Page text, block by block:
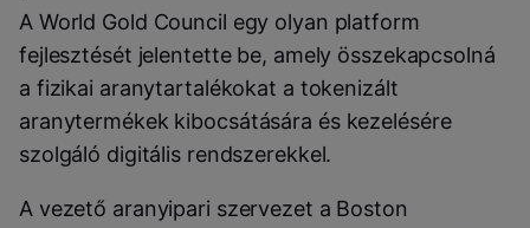
A World Gold Council egy olyan platform
fejlesztését jelentette be, amely összekapcsolná
a fizikai aranytartalékokat a tokenizált
aranytermékek kibocsátására és kezelésére
szolgáló digitális rendszerekkel.
A vezető aranyipari szervezet a Boston